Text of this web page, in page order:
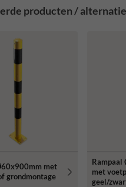
producten /
met
grondmontage
met
geel/